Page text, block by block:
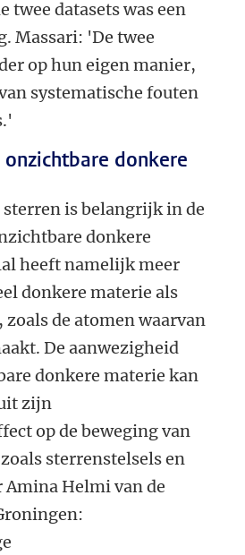
twee datasets was een
Massari: 'De twee
op hun eigen manier,
systematische fouten
donkere
sterren is belangrijk in de
donkere
heeft namelijk meer
donkere materie als
de atomen waarvan
De aanwezigheid
donkere materie kan
zijn
op de beweging van
sterrenstelsels en
Amina Helmi van de